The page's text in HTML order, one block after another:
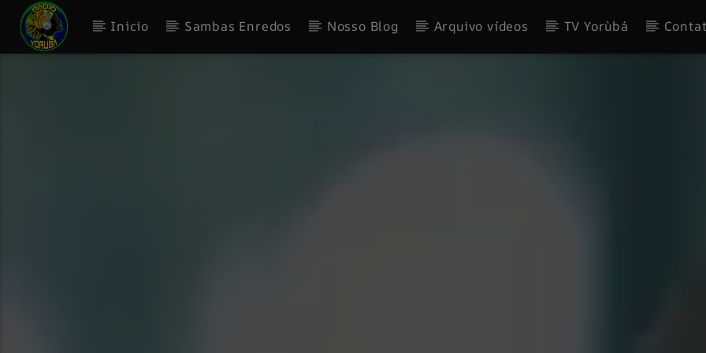
Inicio Sambas Enredos Nosso Blog Arquivo vídeos TV Yorùbá